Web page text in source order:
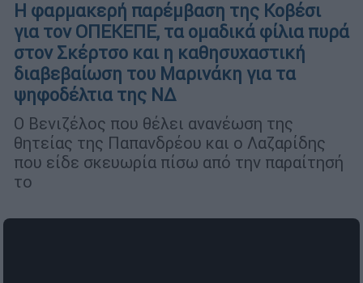
Η φαρμακερή παρέμβαση της Κοβέσι
για τον ΟΠΕΚΕΠΕ, τα ομαδικά φίλια πυρά
στον Σκέρτσο και η καθησυχαστική
διαβεβαίωση του Μαρινάκη για τα
ψηφοδέλτια της ΝΔ
Ο Βενιζέλος που θέλει ανανέωση της
θητείας της Παπανδρέου και ο Λαζαρίδης
που είδε σκευωρία πίσω από την παραίτησή
το